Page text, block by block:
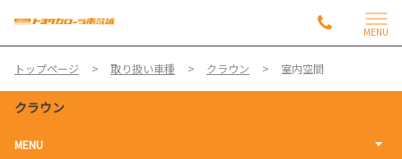
MENU
トップページ 取り扱い車種 クラウン 室内空間
クラウン
MENU